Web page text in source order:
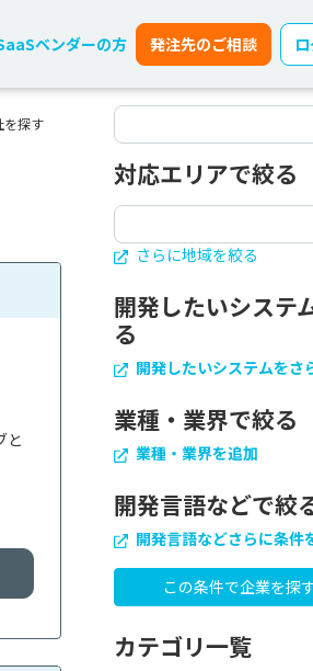
ベンダーの方 発注先のご相談
を探す
と
対応エリアで絞る
さらに地域を絞る
開発したいシステ
る
開発したいシステムをさ
業種・業界で絞る
業種・業界を追加
開発言語などで絞
開発言語などさらに条件
カテゴリ一覧